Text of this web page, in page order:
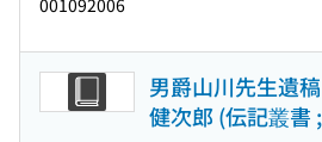
001092006
男爵山川先生遺
健次郎 (伝記叢書